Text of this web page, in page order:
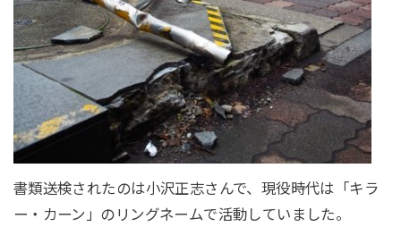
書類送検されたのは小沢正志さんで、現役時代は「キラ
ー・カーン」のリングネームで活動していました。